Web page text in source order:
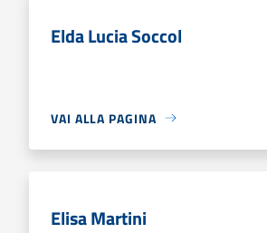
Elda Lucia Soccol
VAI ALLA PAGINA
Elisa Martini